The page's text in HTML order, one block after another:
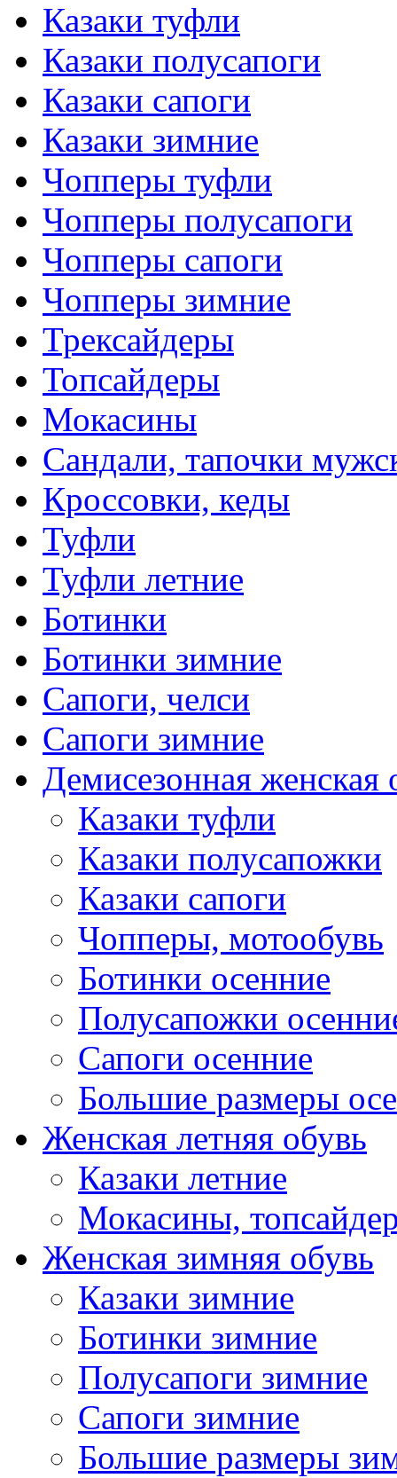
Казаки туфли
Казаки полусапоги
Казаки сапоги
Казаки зимние
Чопперы туфли
Чопперы полусапоги
Чопперы сапоги
Чопперы зимние
Трексайдеры
Топсайдеры
Мокасины
Сандали, тапочки
Кроссовки, кеды
Туфли
Туфли летние
Ботинки
Ботинки зимние
Сапоги, челси
Сапоги зимние
Демисезонная женская
Казаки туфли
Казаки полусапожки
Казаки сапоги
Чопперы, мотообувь
Ботинки осенние
Полусапожки
Сапоги осенние
Большие размеры
Женская летняя обувь
Казаки летние
Мокасины,
Женская зимняя обувь
Казаки зимние
Ботинки зимние
Полусапоги зимние
Сапоги зимние
Большие размеры